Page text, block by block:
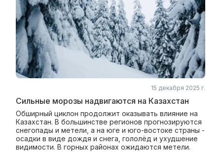
15 декабря 2025 г.
Сильные морозы надвигаются на Казахстан
Обширный циклон продолжит оказывать влияние на
Казахстан. В большинстве регионов прогнозируются
снегопады и метели, а на юге и юго-востоке страны -
осадки в виде дождя и снега, гололёд и ухудшение
видимости. В горных районах ожидаются метели.